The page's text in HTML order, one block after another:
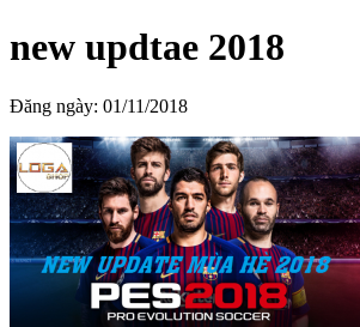
new updtae 2018
Đăng ngày: 01/11/2018